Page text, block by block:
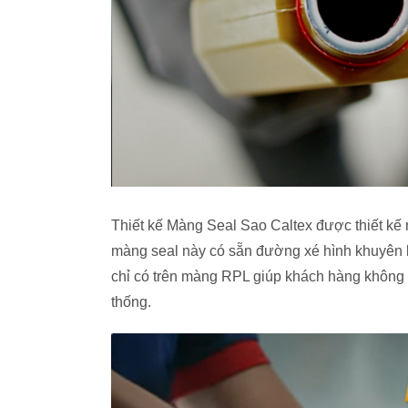
Thiết kế Màng Seal Sao Caltex được thiết
màng seal này có sẵn đường xé hình
chỉ có trên màng RPL giúp khách hàng
thống.